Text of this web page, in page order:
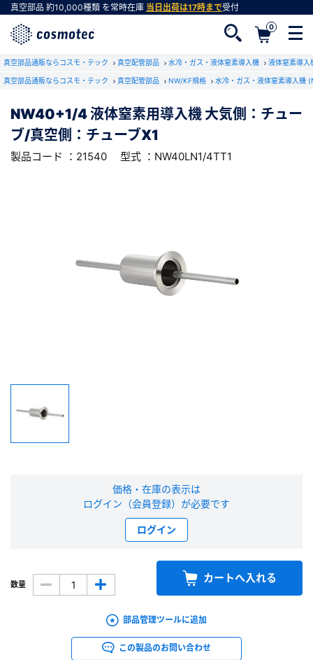
真空部品 約10,000種類 を常時在庫 当日出荷は17時まで受付
0
真空部品通販ならコスモ・テック 真空配管部品 水冷・ガス・液体窒素導入機 液体窒素導
真空部品通販ならコスモ・テック 真空配管部品 NW/KF規格 水冷・ガス・液体窒素導入機
NW40+1/4 液体窒素用導入機 大気側：チュー
ブ/真空側：チューブX1
製品コード ：21540 型式 ：NW40LN1/4TT1
価格・在庫の表示は
ログイン（会員登録）が必要です
ログイン
数量 カートへ入れる
部品管理ツールに追加
この製品のお問い合わせ
RoHS2適合報告書のダウンロード
下記製品のRoHS2適合報告書のダウンロードをします。
NW40+1/4 液体窒素用導入機 大気側：チュ
ーブ/真空側：チューブX1
型式 ：NW40LN1/4TT1 製品コード ：21540
ダウンロードする
会員登録がお済みでない方
会員登録をすれば、便利な機能がご利用いただけ
ます。
があります。また当社の判断によりお断りする場合があります。
※パスワードをお忘れの方は、 パスワード再発行ページ
※メールアドレスを忘れた方は、お問い合わせページよりお問い合わせくださ